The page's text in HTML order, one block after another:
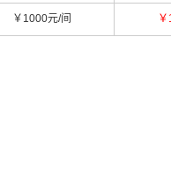
￥1000元/间